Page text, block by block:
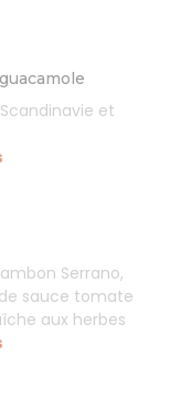
et
Serrano,
sauce tomate
aux herbes